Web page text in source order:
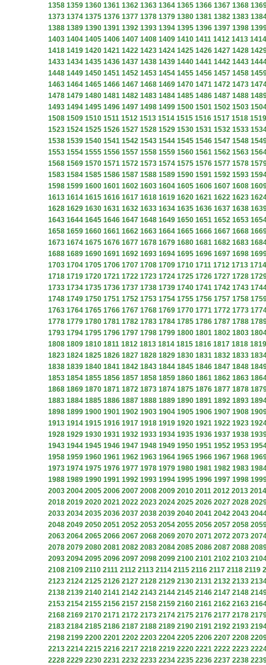
1358 1359 1360 1361 1362 1363 1364 1365 1366 1367 1368
1373 1374 1375 1376 1377 1378 1379 1380 1381 1382 1383
1388 1389 1390 1391 1392 1393 1394 1395 1396 1397 1398
1403 1404 1405 1406 1407 1408 1409 1410 1411 1412 1413 1414
1418 1419 1420 1421 1422 1423 1424 1425 1426 1427 1428
1433 1434 1435 1436 1437 1438 1439 1440 1441 1442 1443
1448 1449 1450 1451 1452 1453 1454 1455 1456 1457 1458
1463 1464 1465 1466 1467 1468 1469 1470 1471 1472 1473
1478 1479 1480 1481 1482 1483 1484 1485 1486 1487 1488
1493 1494 1495 1496 1497 1498 1499 1500 1501 1502 1503
1508 1509 1510 1511 1512 1513 1514 1515 1516 1517 1518 1519
1523 1524 1525 1526 1527 1528 1529 1530 1531 1532 1533
1538 1539 1540 1541 1542 1543 1544 1545 1546 1547 1548
1553 1554 1555 1556 1557 1558 1559 1560 1561 1562 1563
1568 1569 1570 1571 1572 1573 1574 1575 1576 1577 1578
1583 1584 1585 1586 1587 1588 1589 1590 1591 1592 1593
1598 1599 1600 1601 1602 1603 1604 1605 1606 1607 1608
1613 1614 1615 1616 1617 1618 1619 1620 1621 1622 1623
1628 1629 1630 1631 1632 1633 1634 1635 1636 1637 1638
1643 1644 1645 1646 1647 1648 1649 1650 1651 1652 1653
1658 1659 1660 1661 1662 1663 1664 1665 1666 1667 1668
1673 1674 1675 1676 1677 1678 1679 1680 1681 1682 1683
1688 1689 1690 1691 1692 1693 1694 1695 1696 1697 1698
1703 1704 1705 1706 1707 1708 1709 1710 1711 1712 1713 1714
1718 1719 1720 1721 1722 1723 1724 1725 1726 1727 1728
1733 1734 1735 1736 1737 1738 1739 1740 1741 1742 1743
1748 1749 1750 1751 1752 1753 1754 1755 1756 1757 1758
1763 1764 1765 1766 1767 1768 1769 1770 1771 1772 1773
1778 1779 1780 1781 1782 1783 1784 1785 1786 1787 1788
1793 1794 1795 1796 1797 1798 1799 1800 1801 1802 1803
1808 1809 1810 1811 1812 1813 1814 1815 1816 1817 1818 1819
1823 1824 1825 1826 1827 1828 1829 1830 1831 1832 1833
1838 1839 1840 1841 1842 1843 1844 1845 1846 1847 1848
1853 1854 1855 1856 1857 1858 1859 1860 1861 1862 1863
1868 1869 1870 1871 1872 1873 1874 1875 1876 1877 1878
1883 1884 1885 1886 1887 1888 1889 1890 1891 1892 1893
1898 1899 1900 1901 1902 1903 1904 1905 1906 1907 1908
1913 1914 1915 1916 1917 1918 1919 1920 1921 1922 1923
1928 1929 1930 1931 1932 1933 1934 1935 1936 1937 1938
1943 1944 1945 1946 1947 1948 1949 1950 1951 1952 1953
1958 1959 1960 1961 1962 1963 1964 1965 1966 1967 1968
1973 1974 1975 1976 1977 1978 1979 1980 1981 1982 1983
1988 1989 1990 1991 1992 1993 1994 1995 1996 1997 1998
2003 2004 2005 2006 2007 2008 2009 2010 2011 2012 2013 2014
2018 2019 2020 2021 2022 2023 2024 2025 2026 2027 2028
2033 2034 2035 2036 2037 2038 2039 2040 2041 2042 2043
2048 2049 2050 2051 2052 2053 2054 2055 2056 2057 2058
2063 2064 2065 2066 2067 2068 2069 2070 2071 2072 2073
2078 2079 2080 2081 2082 2083 2084 2085 2086 2087 2088
2093 2094 2095 2096 2097 2098 2099 2100 2101 2102 2103
2108 2109 2110 2111 2112 2113 2114 2115 2116 2117 2118 2119
2123 2124 2125 2126 2127 2128 2129 2130 2131 2132 2133
2138 2139 2140 2141 2142 2143 2144 2145 2146 2147 2148
2153 2154 2155 2156 2157 2158 2159 2160 2161 2162 2163
2168 2169 2170 2171 2172 2173 2174 2175 2176 2177 2178
2183 2184 2185 2186 2187 2188 2189 2190 2191 2192 2193
2198 2199 2200 2201 2202 2203 2204 2205 2206 2207 2208
2213 2214 2215 2216 2217 2218 2219 2220 2221 2222 2223
2228 2229 2230 2231 2232 2233 2234 2235 2236 2237 2238